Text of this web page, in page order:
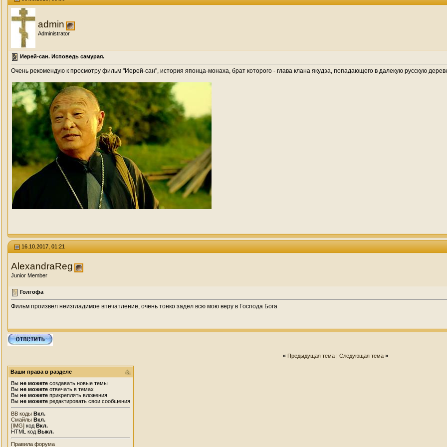
admin
Administrator
Иерей-сан. Исповедь самурая.
Очень рекомендую к просмотру фильм "Иерей-сан", история японца-монаха, брат которого - глава клана якудза, попадающего в далекую русскую
16.10.2017, 01:21
AlexandraReg
Junior Member
Голгофа
Фильм произвел неизгладимое впечатление, очень тонко задел всю мою веру в Господа Бога
« Предыдущая тема| Следующая тема »
Ваши права в разделе
Вы не можете создавать новые темы
Вы не можете отвечать в темах
Вы не можете прикреплять вложения
Вы не можете редактировать свои сообщения
BB коды Вкл.
Смайлы Вкл.
[IMG] код Вкл.
HTML код Выкл.
Правила форума